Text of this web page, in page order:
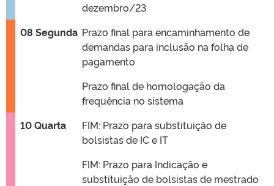
dezembro/23
08 Segunda Prazo final para encaminhamento de
demandas para inclusão na folha de
pagamento
Prazo final de homologação da
frequência no sistema
10 Quarta
FIM: Prazo para substituição de
bolsistas de IC e IT
FIM: Prazo para Indicação e
substituição de bolsistas de mestrado